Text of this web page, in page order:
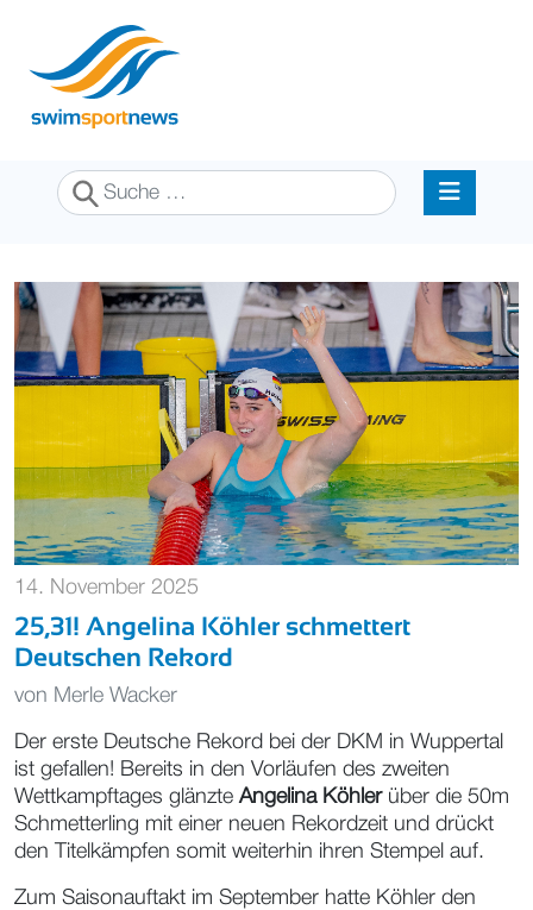
Suchen
14. November 2025
25,31! Angelina Köhler schmettert
Deutschen Rekord
von Merle Wacker
Der erste Deutsche Rekord bei der DKM in Wuppertal
ist gefallen! Bereits in den Vorläufen des zweiten
Wettkampftages glänzteAngelina Köhlerüber die 50m
Schmetterling mit einer neuen Rekordzeit und drückt
den Titelkämpfen somit weiterhin ihren Stempel auf.
Zum Saisonauftakt im September hatte Köhler den